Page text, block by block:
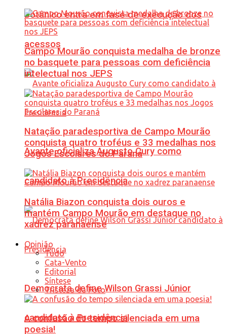
Botânico entra em fase de execução dos
acessos
Avante oficializa Augusto Cury como
candidato à Presidência
Democrata define Wilson Grassi Júnior
candidato à Presidência
Campo Mourão conquista medalha de bronze
no basquete para pessoas com deficiência
intelectual nos JEPS
Natação paradesportiva de Campo Mourão
conquista quatro troféus e 33 medalhas nos
Jogos Escolares do Paraná
Natália Biazon conquista dois ouros e
mantém Campo Mourão em destaque no
xadrez paranaense
Opinião
Tudo
Cata-Vento
Editorial
Síntese
Tristeza da Foto
A confusão do tempo silenciada em uma
poesia!